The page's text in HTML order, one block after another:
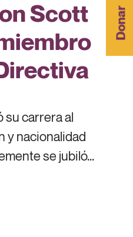
Scott
su carrera al
y nacionalidad
se jubiló...
Donar